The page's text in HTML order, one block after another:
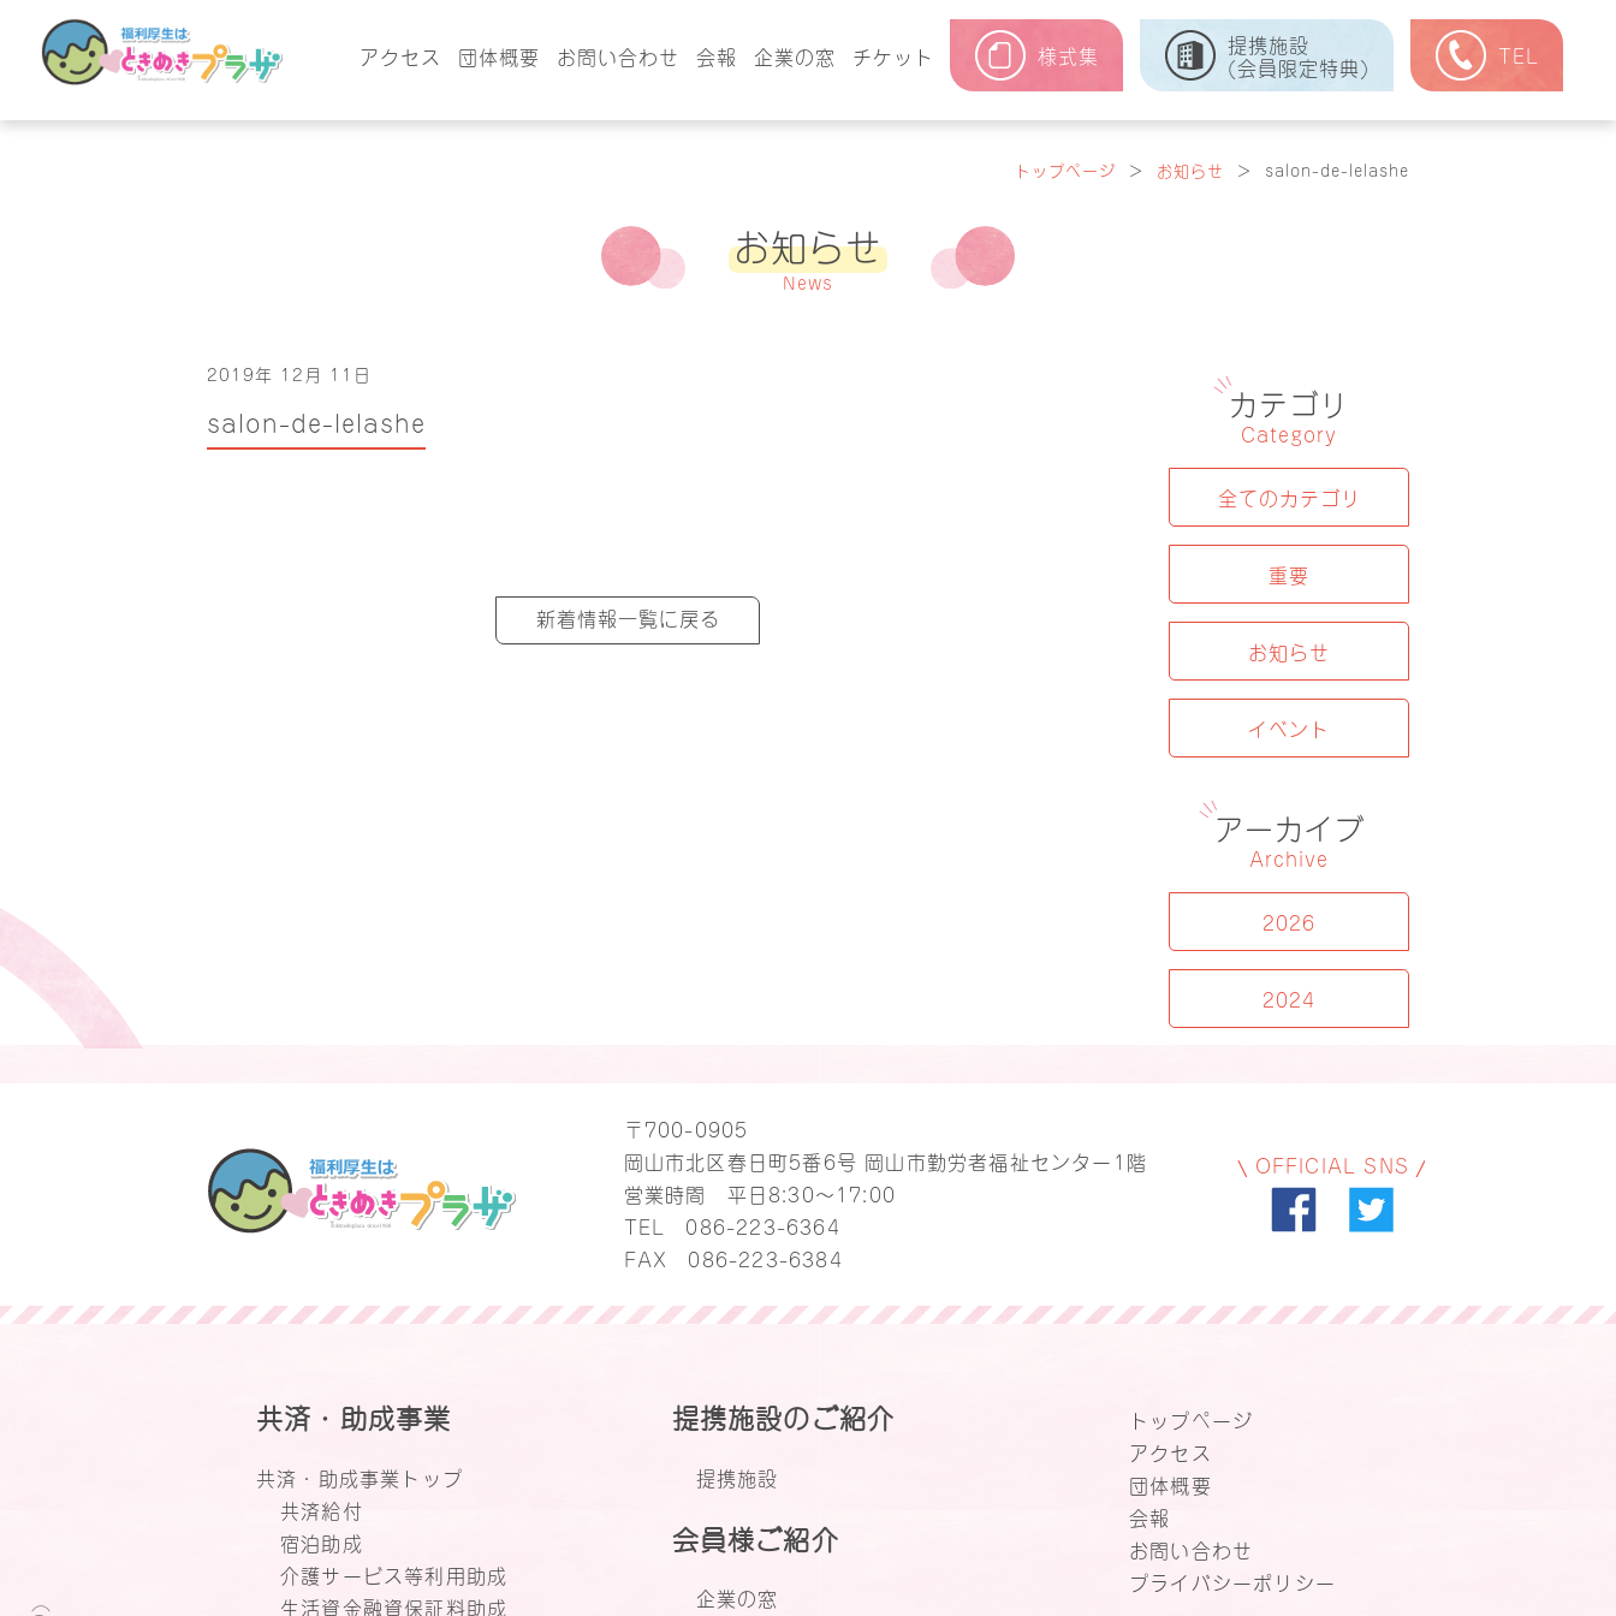
アクセス 団体概要 お問い合わせ 会報 企業の窓 チケット 様式集
提携施設
(会員限定特典)
TEL
トップページ ＞ お知らせ ＞ salon-de-lelashe
お知らせ
News
2019年 12月 11日
salon-de-lelashe
新着情報一覧に戻る
カテゴリ
Category
全てのカテゴリ
重要
お知らせ
イベント
アーカイブ
Archive
2026
2024
〒700-0905
岡山市北区春日町5番6号 岡山市勤労者福祉センター1階
営業時間 平日8:30～17:00
TEL 086-223-6364
FAX 086-223-6384
OFFICIAL SNS
共済・助成事業
共済・助成事業トップ
共済給付
宿泊助成
介護サービス等利用助成
生活資金融資保証料助成
提携施設のご紹介
提携施設
会員様ご紹介
企業の窓
トップページ
アクセス
団体概要
会報
お問い合わせ
プライバシーポリシー